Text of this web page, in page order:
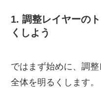
1. 調整レイヤーの
くしよう
ではまず始めに、調
全体を明るくします。